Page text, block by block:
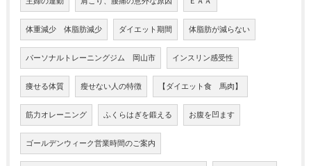
体重減少 体脂肪減少 ダイエット期間 体脂肪が減らない
パーソナルトレーニングジム 岡山市 インスリン感受性
痩せる体質 瘦せない人の特徴 【ダイエット食 馬肉】
筋力オレーニング ふくらはぎを鍛える お腹を凹ます
ゴールデンウィーク営業時間のご案内